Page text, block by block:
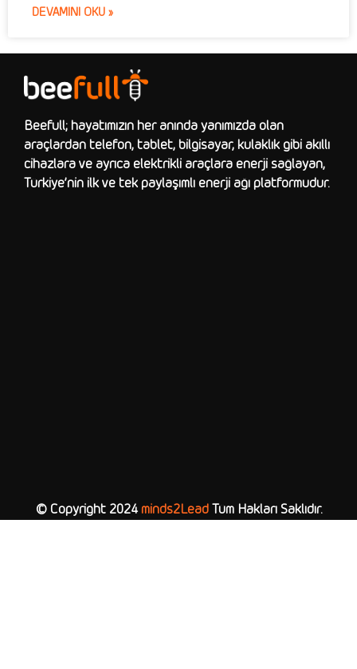
DEVAMINI OKU »
Beefull; hayatımızın her anında yanımızda olan
araçlardan telefon, tablet, bilgisayar, kulaklık gibi akıllı
cihazlara ve ayrıca elektrikli araçlara enerji sağlayan,
Türkiye’nin ilk ve tek paylaşımlı enerji ağı platformudur.
© Copyright 2024 minds2LeadTüm Hakları Saklıdır.